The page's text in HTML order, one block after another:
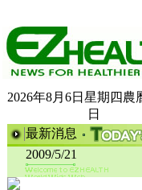
2026年8月6日星期四農
日
最新消息
2009/5/21